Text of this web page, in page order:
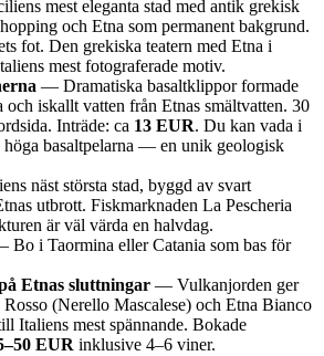
mest eleganta stad med antik grekisk
och Etna som permanent bakgrund.
fot. Den grekiska teatern med Etna i
mest fotograferade motiv.
— Dramatiska basaltklippor formade
iskallt vatten från Etnas smältvatten. 30
Inträde: ca 13 EUR. Du kan vada i
höga basaltpelarna — en unik geologisk
näst största stad, byggd av svart
utbrott. Fiskmarknaden La Pescheria
är väl värda en halvdag.
Bo i Taormina eller Catania som bas för
Etnas sluttningar — Vulkanjorden ger
(Nerello Mascalese) och Etna Bianco
Italiens mest spännande. Bokade
EUR inklusive 4–6 viner.